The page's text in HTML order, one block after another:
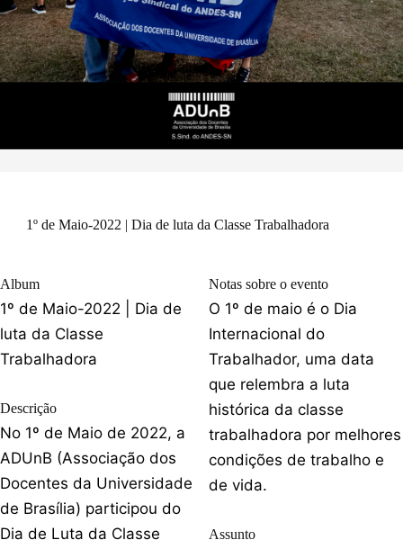
1º de Maio-2022 | Dia de luta da Classe Trabalhadora
Album
1º de Maio-2022 | Dia de
luta da Classe
Trabalhadora
Descrição
No 1º de Maio de 2022, a
ADUnB (Associação dos
Docentes da Universidade
de Brasília) participou do
Dia de Luta da Classe
Notas sobre o evento
O 1º de maio é o Dia
Internacional do
Trabalhador, uma data
que relembra a luta
histórica da classe
trabalhadora por melhores
condições de trabalho e
de vida.
Assunto